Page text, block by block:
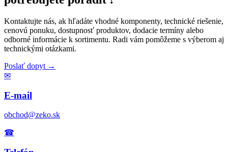
Kontaktujte nás, ak hľadáte vhodné komponenty, technické riešenie,
cenovú ponuku, dostupnosť produktov, dodacie termíny alebo
odborné informácie k sortimentu. Radi vám pomôžeme s výberom aj
technickými otázkami.
Poslať dopyt →
✉
E-mail
obchod@zeko.sk
☎